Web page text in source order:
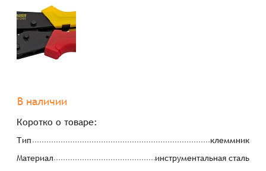
В наличии
Коротко о товаре:
Тип
клеммник
Материал
инструментальная сталь